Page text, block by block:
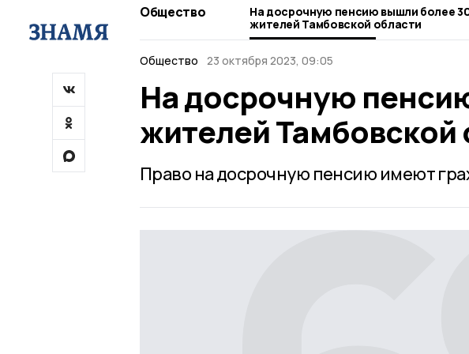
Общество
На досрочную пенсию вышли более
жителей Тамбовской области
Общество
23 октября 2023, 09:05
На досрочную
жителей Тамбовской
Право на досрочную пенсию имеют